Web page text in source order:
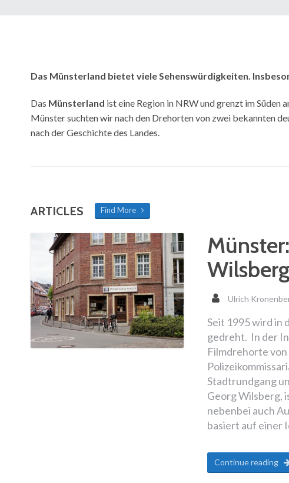
Das Münsterland bietet viele Sehenswürdigkeiten.
Das Münsterland ist eine Region in NRW und grenzt im Süden
Münster suchten wir nach den Drehorten von zwei bekannten
nach der Geschichte des Landes.
ARTICLES Find More
Ulrich
Seit 1995 wird in
gedreht. In der
Filmdrehorte von
Stadtrundgang
Georg Wilsberg,
nebenbei auch
basiert auf einer
Continue reading